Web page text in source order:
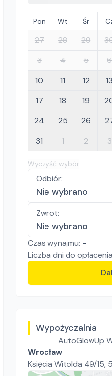
Pon Wt Śr
27 28 29
3
4 5 6
10
11 12 13
17
18 19
24
25 26
31
1 2 3
Wyczyść wybór
Odbiór:
Nie wybrano
Zwrot:
Nie wybrano
Czas wynajmu: -
Liczba dni do
Wypożyczalnia
AutoGlowUp
Wrocław
Księcia Witolda 49/15,